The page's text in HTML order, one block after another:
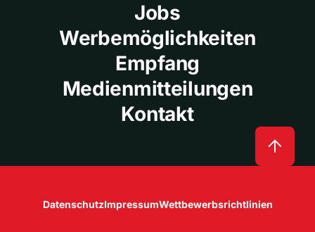
Jobs
Werbemöglichkeiten
Empfang
Medienmitteilungen
Kontakt
DatenschutzImpressumWettbewerbsrichtlinien